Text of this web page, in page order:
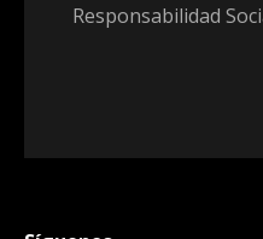
Responsabilidad